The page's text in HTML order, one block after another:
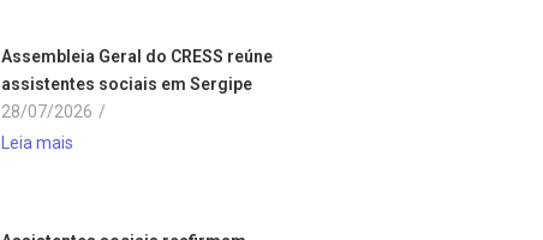
Assembleia Geral do CRESS reúne
assistentes sociais em Sergipe
28/07/2026 /
Leia mais